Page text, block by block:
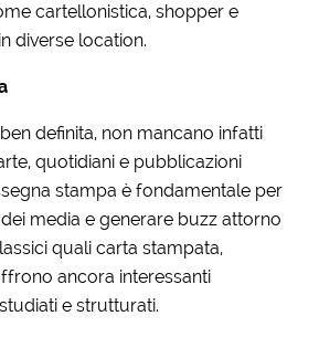
cartellonistica, shopper e
diverse location.
definita, non mancano infatti
quotidiani e pubblicazioni
stampa è fondamentale per
media e generare buzz attorno
quali carta stampata,
ancora interessanti
e strutturati.